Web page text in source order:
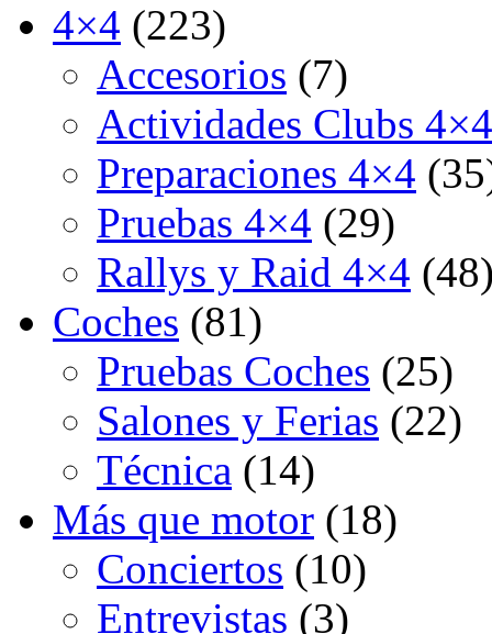
4×4 (223)
Accesorios (7)
Actividades Clubs 4×4
Preparaciones 4×4
Pruebas 4×4 (29)
Rallys y Raid 4×4
Coches (81)
Pruebas Coches (25)
Salones y Ferias (22)
Técnica (14)
Más que motor (18)
Conciertos (10)
Entrevistas (3)